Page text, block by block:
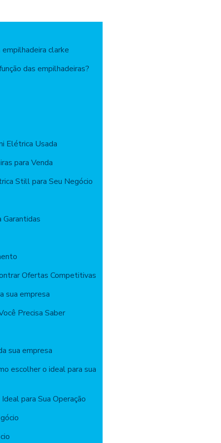
clarke
das empilhadeiras?
Elétrica Usada
para Venda
Still para Seu Negócio
Garantidas
Ofertas Competitivas
sua empresa
Precisa Saber
sua empresa
escolher o ideal para sua
para Sua Operação